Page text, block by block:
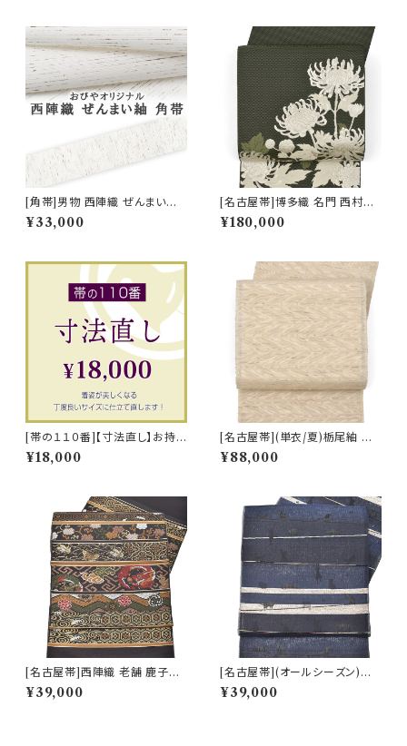
[角帯]男物 西陣織 ぜんまい紬
正絹 日本製(商品番号:12070m
2)
¥33,000
[名古屋帯]博多織 名門 西村織
物 謹製 花むすび 12枚朱子 寿
菊 八寸帯 正絹 日本製(商品番
¥180,000
[帯の１１０番]【寸法直し】お持ち
の帯をご希望の長さに！ (商品
番号:14681)
¥18,000
[名古屋帯](単衣/夏)栃尾紬 天
然柿渋染め 変わり透け紬 九寸
帯 正絹 日本製(商品番号:2250
¥88,000
[名古屋帯]西陣織 老舗 鹿子井
山田 謹製 九寸帯 正絹 日本製
(商品番号:22485)
¥39,000
[名古屋帯](オールシーズン)西
陣織機屋 謹製 ぜんまい段 ねこ
散歩 九寸帯 正絹 日本製(商品
¥39,000